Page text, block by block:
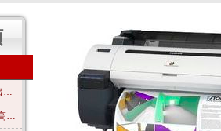
Canon TC-20 M 大圖輸出繪圖機
Brother HL-L8360CDW 高效彩色雷射印表機